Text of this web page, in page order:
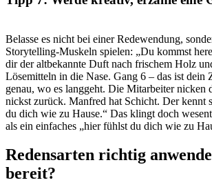
Belasse es nicht bei einer Redewendung,
Storytelling-Muskeln spielen: „Du kommst
dir der altbekannte Duft nach frischem Holz
Lösemitteln in die Nase. Gang 6 – das ist dein
genau, wo es langgeht. Die Mitarbeiter nicken
nickst zurück. Manfred hat Schicht. Der kennt
du dich wie zu Hause.“ Das klingt doch
als ein einfaches „hier fühlst du dich wie zu
Redensarten richtig
bereit?